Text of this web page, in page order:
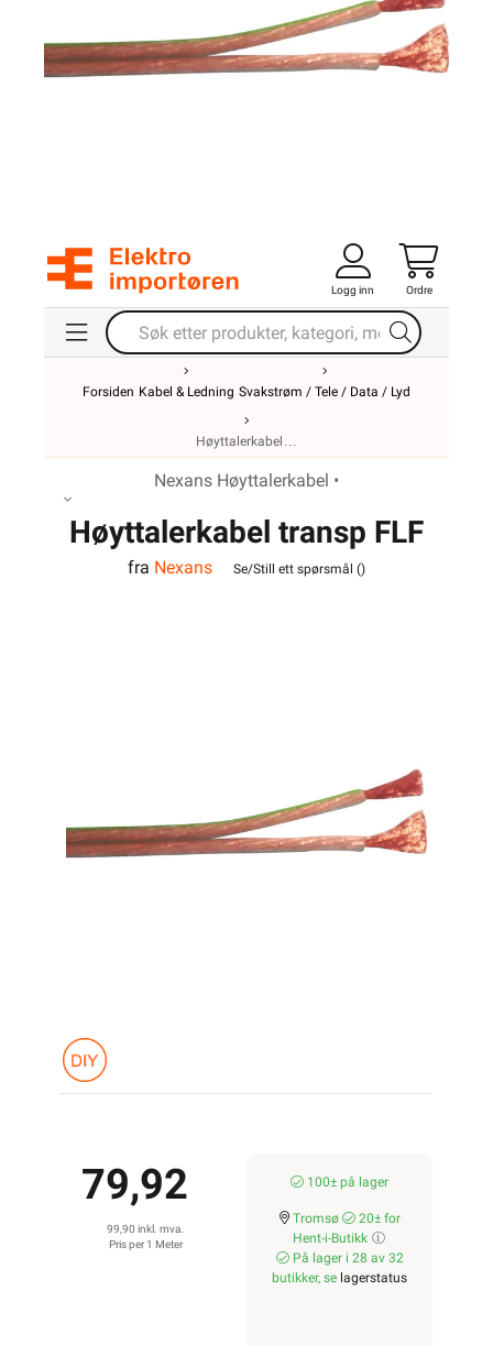
Logg inn Ordre
Forsiden Kabel & Ledning Svakstrøm / Tele / Data / Lyd
Høyttalerkabel
Nexans Høyttalerkabel •
Høyttalerkabel transp FLF
2x2,5
fra Nexans Se/Still ett spørsmål ()
79,92
99,90 inkl. mva.
Pris per 1 Meter
100± på lager
Tromsø
20± for
Hent-i-Butikk
På lager i 28 av 32
butikker, se lagerstatus